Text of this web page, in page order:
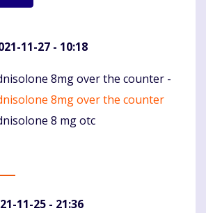
11-27 - 10:18
8mg over the counter -
8mg over the counter
8 mg otc
11-25 - 21:36